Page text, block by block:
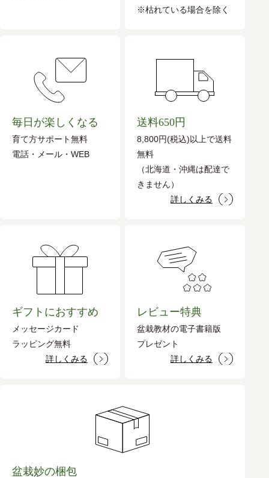
※枯れている場合を除く
毎日が楽しくなる
育て方サポート無料
電話・メール・WEB
送料650円
8,800円(税込)以上で送料
無料
（北海道・沖縄は配達で
きません）
詳しくみる
ギフトにおすすめ
メッセージカード
ラッピング無料
詳しくみる
レビュー特典
盆栽教材の電子書籍版
プレゼント
詳しくみる
盆栽妙の梱包